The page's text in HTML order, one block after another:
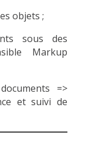
objets ;
sous des
Markup
=>
et suivi de